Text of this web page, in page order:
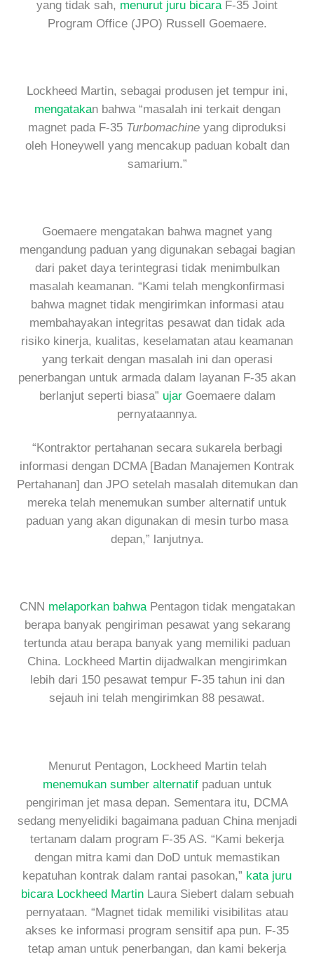
yang tidak sah, menurut juru bicara F-35 Joint
Program Office (JPO) Russell Goemaere.
Lockheed Martin, sebagai produsen jet tempur ini,
mengatakan bahwa “masalah ini terkait dengan
magnet pada F-35 Turbomachine yang diproduksi
oleh Honeywell yang mencakup paduan kobalt dan
samarium.”
Goemaere mengatakan bahwa magnet yang
mengandung paduan yang digunakan sebagai bagian
dari paket daya terintegrasi tidak menimbulkan
masalah keamanan. “Kami telah mengkonfirmasi
bahwa magnet tidak mengirimkan informasi atau
membahayakan integritas pesawat dan tidak ada
risiko kinerja, kualitas, keselamatan atau keamanan
yang terkait dengan masalah ini dan operasi
penerbangan untuk armada dalam layanan F-35 akan
berlanjut seperti biasa” ujarGoemaere dalam
pernyataannya.
“Kontraktor pertahanan secara sukarela berbagi
informasi dengan DCMA [Badan Manajemen Kontrak
Pertahanan] dan JPO setelah masalah ditemukan dan
mereka telah menemukan sumber alternatif untuk
paduan yang akan digunakan di mesin turbo masa
depan,” lanjutnya.
CNN melaporkan bahwaPentagon tidak mengatakan
berapa banyak pengiriman pesawat yang sekarang
tertunda atau berapa banyak yang memiliki paduan
China. Lockheed Martin dijadwalkan mengirimkan
lebih dari 150 pesawat tempur F-35 tahun ini dan
sejauh ini telah mengirimkan 88 pesawat.
Menurut Pentagon, Lockheed Martin telah
menemukan sumber alternatifpaduan untuk
pengiriman jet masa depan. Sementara itu, DCMA
sedang menyelidiki bagaimana paduan China menjadi
tertanam dalam program F-35 AS. “Kami bekerja
dengan mitra kami dan DoD untuk memastikan
kepatuhan kontrak dalam rantai pasokan,” kata juru
bicara Lockheed MartinLaura Siebert dalam sebuah
pernyataan. “Magnet tidak memiliki visibilitas atau
akses ke informasi program sensitif apa pun. F-35
tetap aman untuk penerbangan, dan kami bekerja